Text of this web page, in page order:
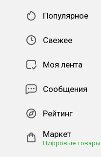
Популярное
Свежее
Моя лента
Сообщения
Рейтинг
Маркет
Цифровые товары